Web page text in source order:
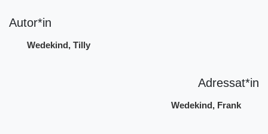
Autor*in
Wedekind, Tilly
Adressat*in
Wedekind, Frank